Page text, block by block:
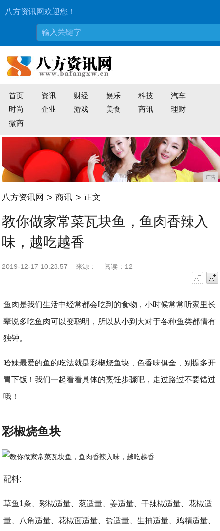
八方资讯网欢迎您！
首页 资讯 财经 娱乐 科技
汽车
时尚
企业 游戏 美食 商讯
理财
微商
广告
八方资讯网 > 商讯 > 正文
教你做家常菜瓦块鱼，鱼肉香辣入
味，越吃越香
2019-12-17 10:28:57 来源：
阅读：12
鱼肉是我们生活中经常都会吃到的食物，小时候常常听家里长
辈说多吃鱼肉可以变聪明，所以从小到大对于各种鱼类都情有
独钟。
哈妹最爱的鱼的吃法就是彩椒烧鱼块，色香味俱全，别提多开
胃下饭！我们一起看看具体的烹饪步骤吧，走过路过不要错过
哦！
彩椒烧鱼块
配料:
草鱼1条、彩椒适量、葱适量、姜适量、干辣椒适量、花椒适
量、八角适量、花椒面适量、盐适量、生抽适量、鸡精适量、